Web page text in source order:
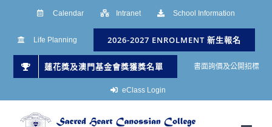
Calendar Intranet School Information
Life Planning 2026-2027 ENROLMENT 新生報名
蓮花獎及澳門基金會獎獲獎名單 書面詢價及公開招標
eClass Login